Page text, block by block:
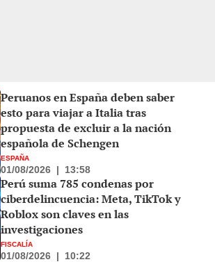
Peruanos en España deben saber
esto para viajar a Italia tras
propuesta de excluir a la nación
española de Schengen
ESPAÑA
01/08/2026 | 13:58
Perú suma 785 condenas por
ciberdelincuencia: Meta, TikTok y
Roblox son claves en las
investigaciones
FISCALÍA
01/08/2026 | 10:22